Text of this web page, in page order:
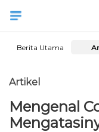
Berita Utama
Artikel
Mengenal